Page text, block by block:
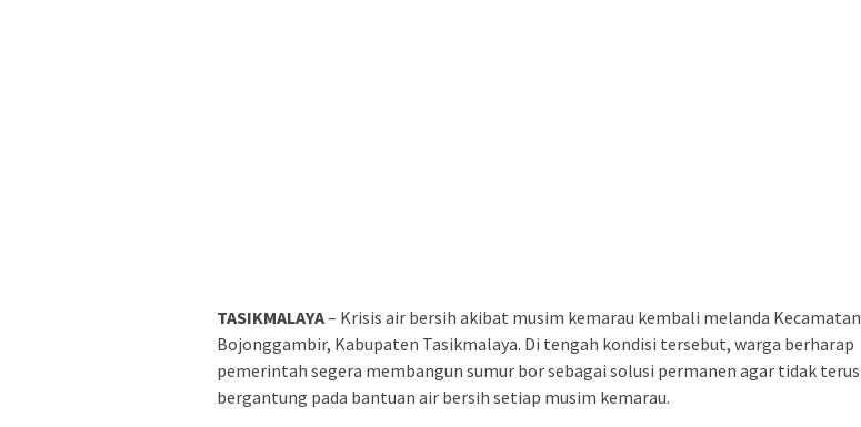
TASIKMALAYA– Krisis air bersih akibat musim kemarau kembali melanda Kecamatan
Bojonggambir, Kabupaten Tasikmalaya. Di tengah kondisi tersebut, warga berharap
pemerintah segera membangun sumur bor sebagai solusi permanen agar tidak terus
bergantung pada bantuan air bersih setiap musim kemarau.